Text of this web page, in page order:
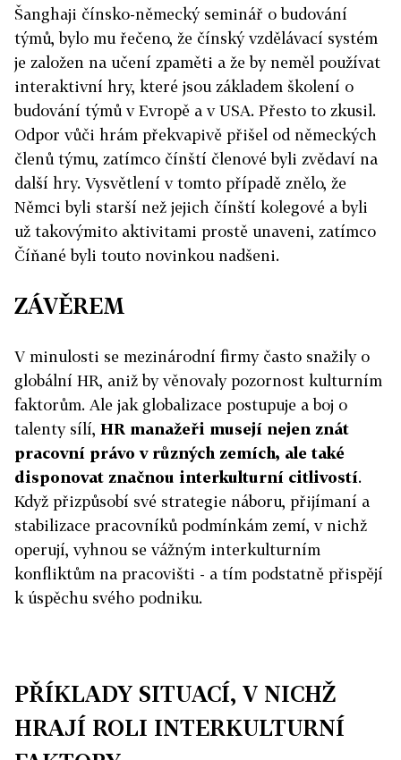
Šanghaji čínsko-německý seminář o budování
týmů, bylo mu řečeno, že čínský vzdělávací systém
je založen na učení zpaměti a že by neměl používat
interaktivní hry, které jsou základem školení o
budování týmů v Evropě a v USA. Přesto to zkusil.
Odpor vůči hrám překvapivě přišel od německých
členů týmu, zatímco čínští členové byli zvědaví na
další hry. Vysvětlení v tomto případě znělo, že
Němci byli starší než jejich čínští kolegové a byli
už takovýmito aktivitami prostě unaveni, zatímco
Číňané byli touto novinkou nadšeni.
ZÁVĚREM
V minulosti se mezinárodní firmy často snažily o
globální HR, aniž by věnovaly pozornost kulturním
faktorům. Ale jak globalizace postupuje a boj o
talenty sílí, HR manažeři musejí nejen znát
pracovní právo v různých zemích, ale také
disponovat značnou interkulturní citlivostí.
Když přizpůsobí své strategie náboru, přijímaní a
stabilizace pracovníků podmínkám zemí, v nichž
operují, vyhnou se vážným interkulturním
konfliktům na pracovišti - a tím podstatně přispějí
k úspěchu svého podniku.
PŘÍKLADY SITUACÍ, V NICHŽ
HRAJÍ ROLI INTERKULTURNÍ